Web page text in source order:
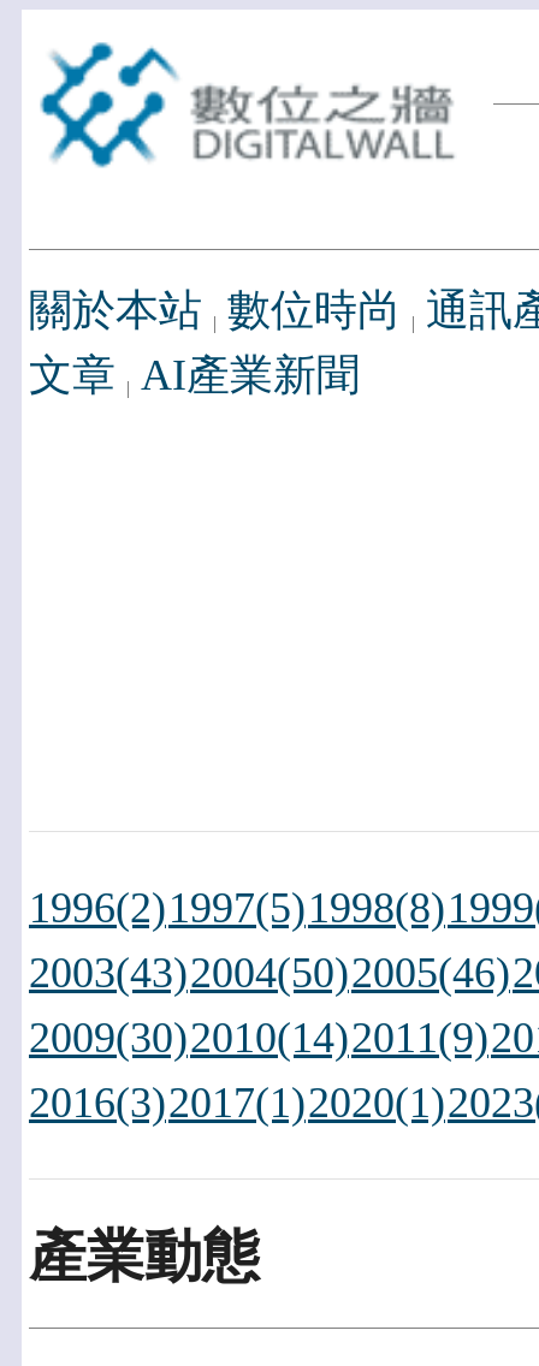
關於本站 數位時尚
通訊
文章 AI產業新聞
1996(2)1997(5)1998(8)
2003(43)2004(50)2005(46)
2009(30)2010(14)2011(9)
2016(3)2017(1)2020(1)
產業動態